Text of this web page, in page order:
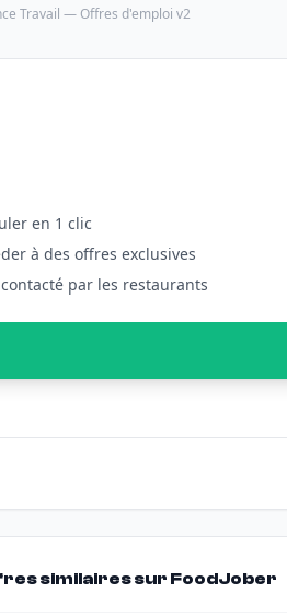
Travail — Offres d'emploi v2
en 1 clic
à des offres exclusives
par les restaurants
similaires sur FoodJober